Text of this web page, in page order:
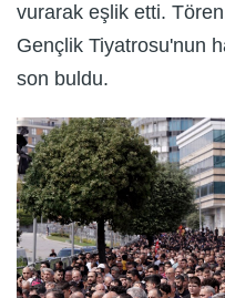
vurarak eşlik etti.
Gençlik Tiyatrosu'nun
son buldu.